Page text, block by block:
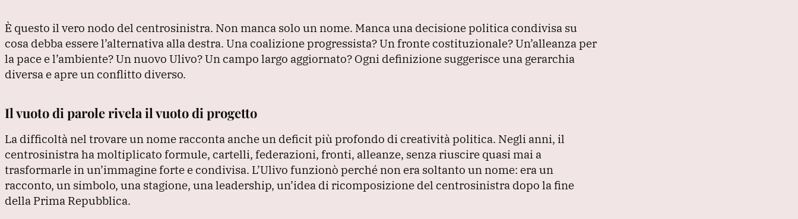
È questo il vero nodo del centrosinistra. Non manca solo un nome. Manca una decisione politica condivisa su
cosa debba essere l’alternativa alla destra. Una coalizione progressista?Un fronte costituzionale?Un’alleanza per
la pace e l’ambiente?Un nuovo Ulivo?Un campo largo aggiornato? Ogni definizione suggerisce una gerarchia
diversa e apre un conflitto diverso.
Il vuoto di parole rivela il vuoto di progetto
La difficoltà nel trovare un nome racconta anche un deficit più profondo di creatività politica. Negli anni, il
centrosinistra ha moltiplicato formule, cartelli, federazioni, fronti, alleanze, senza riuscire quasi mai a
trasformarle in un’immagine forte e condivisa. L’Ulivo funzionò perché non era soltanto un nome: era un
racconto, un simbolo, una stagione, una leadership, un’idea di ricomposizione del centrosinistra dopo la fine
della Prima Repubblica.